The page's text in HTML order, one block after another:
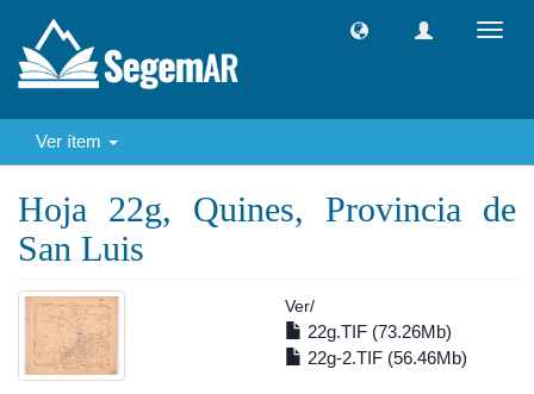
Ver ítem
Hoja 22g, Quines, Provincia de
San Luis
Ver/
22g.TIF (73.26Mb)
22g-2.TIF (56.46Mb)